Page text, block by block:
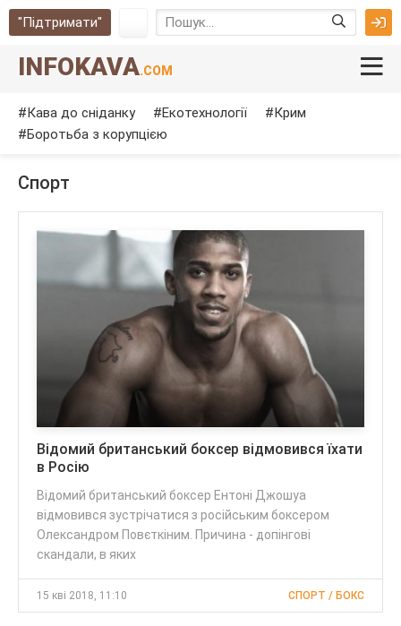
"Підтримати"
INFOKAVA.COM
Кава до сніданку Екотехнології
Крим
Боротьба з корупцією
Спорт
Відомий британський боксер відмовився їхати
в Росію
Відомий британський боксер Ентоні Джошуа
відмовився зустрічатися з російським боксером
Олександром Повєткіним. Причина - допінгові
скандали, в яких
15 кві 2018, 11:10 СПОРТ / БОКС